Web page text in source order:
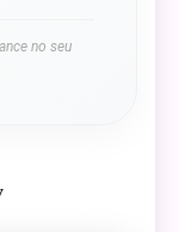
no seu